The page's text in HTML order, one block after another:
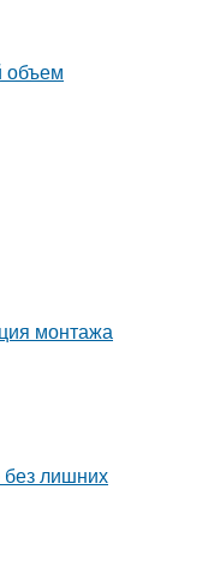
объем
монтажа
без лишних